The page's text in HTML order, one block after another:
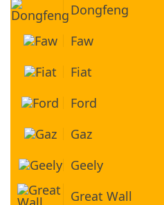
Dongfeng
Faw
Fiat
Ford
Gaz
Geely
Great Wall